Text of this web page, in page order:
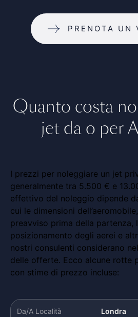
PRENOTA UN
Quanto costa
jet da o per
I prezzi per noleggiare un jet
generalmente tra 5.500 € e
effettivo del noleggio dipende
cui le dimensioni
preavviso prima della partenza,
posizionamento degli aerei e
nostri consulenti considerano
delle offerte. Ecco alcune rotte
con stime di prezzo incluse:
Da/A Località Londra